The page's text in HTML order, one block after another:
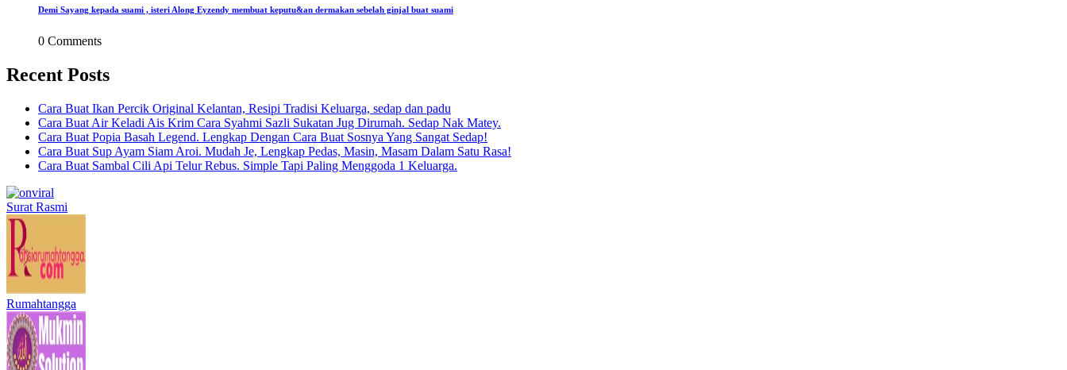
Demi Sayang kepada suami , isteri Along Eyzendy membuat keputu&an dermakan sebelah ginjal buat suami
0 Comments
Recent Posts
Cara Buat Ikan Percik Original Kelantan, Resipi Tradisi Keluarga, sedap dan padu
Cara Buat Air Keladi Ais Krim Cara Syahmi Sazli Sukatan Jug Dirumah. Sedap Nak Matey.
Cara Buat Popia Basah Legend. Lengkap Dengan Cara Buat Sosnya Yang Sangat Sedap!
Cara Buat Sup Ayam Siam Aroi. Mudah Je, Lengkap Pedas, Masin, Masam Dalam Satu Rasa!
Cara Buat Sambal Cili Api Telur Rebus. Simple Tapi Paling Menggoda 1 Keluarga.
Surat Rasmi
Rumahtangga